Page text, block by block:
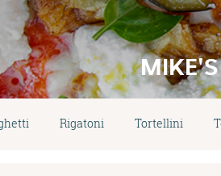
Rigatoni Tortellini